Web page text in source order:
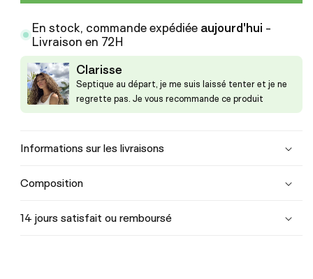
En stock, commande expédiée aujourd'hui -
Livraison en 72H
Clarisse
Septique au départ, je me suis laissé tenter et je ne
regrette pas. Je vous recommande ce produit
Informations sur les livraisons
Composition
14 jours satisfait ou remboursé